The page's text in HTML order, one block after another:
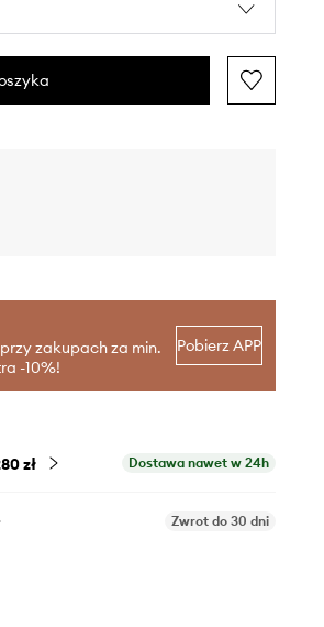
zakupach za min.
-10%!
Pobierz APP
zł Dostawa nawet w 24h
Zwrot do 30 dni